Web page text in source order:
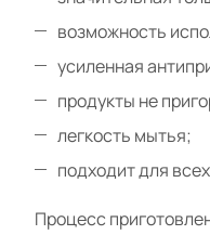
возможность
усиленная
продукты не
легкость мытья;
подходит для
Процесс